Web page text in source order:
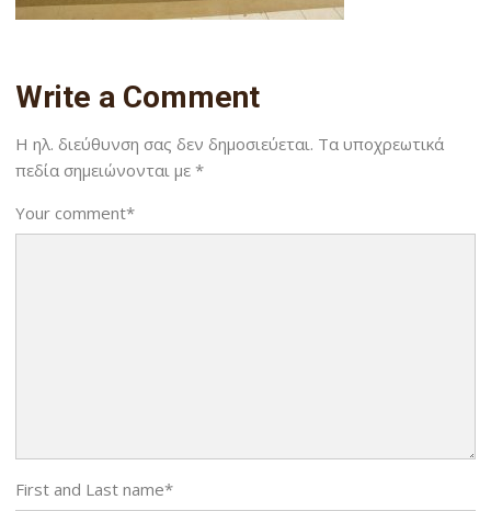
Write a Comment
Η ηλ. διεύθυνση σας δεν δημοσιεύεται. Τα υποχρεωτικά
πεδία σημειώνονται με*
Your comment*
First and Last name*